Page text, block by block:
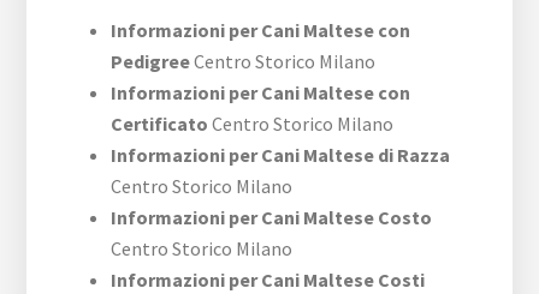
Informazioni per Cani Maltese con
PedigreeCentro Storico Milano
Informazioni per Cani Maltese con
Certificato Centro Storico Milano
Informazioni per Cani Maltese di Razza
Centro Storico Milano
Informazioni per Cani Maltese Costo
Centro Storico Milano
Informazioni per Cani Maltese Costi